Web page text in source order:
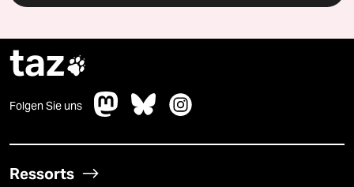
taz
Folgen Sie uns
Ressorts